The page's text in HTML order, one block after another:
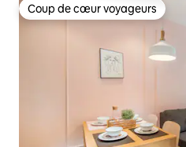
Coup de cœur voyageurs
Coup de cœur voyageurs